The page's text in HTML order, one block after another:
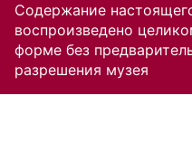
Содержание
воспроизведено
форме без
разрешения музея